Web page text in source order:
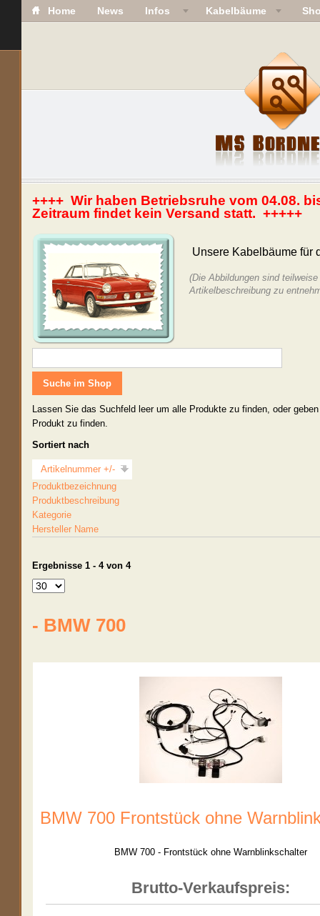
Home News Infos Kabelbäume
++++ Wir haben Betriebsruhe vom 04.08.
Zeitraum findet kein Versand statt. +++++
Unsere Kabelbäume für
(Die Abbildungen sind
Artikelbeschreibung zu
Lassen Sie das Suchfeld leer um alle Produkte zu finden, oder
Produkt zu finden.
Sortiert nach
Artikelnummer +/-
Produktbezeichnung
Produktbeschreibung
Kategorie
Hersteller Name
Ergebnisse 1 - 4 von 4
- BMW 700
BMW 700 Frontstück ohne
BMW 700 - Frontstück ohne Warnblinkschalter
Brutto-Verkaufspreis: